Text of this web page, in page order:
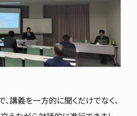
講義を一方的に聞くだけでなく、